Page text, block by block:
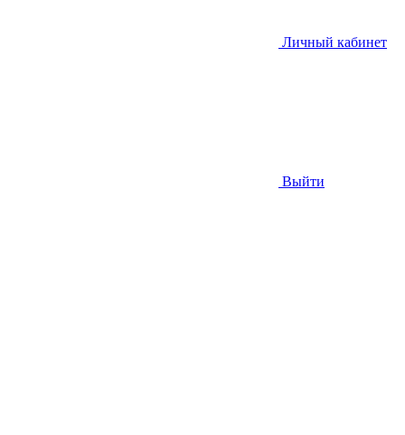
Личный кабинет
Выйти